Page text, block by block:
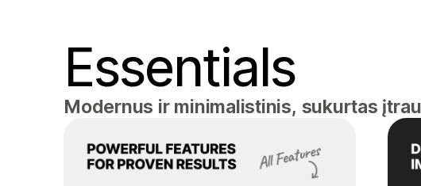
Essentials
Modernus ir minimalistinis, sukurtas